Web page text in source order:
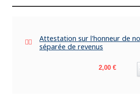
Attestation sur l'honneur de
séparée de revenus
Prix
2,00 €